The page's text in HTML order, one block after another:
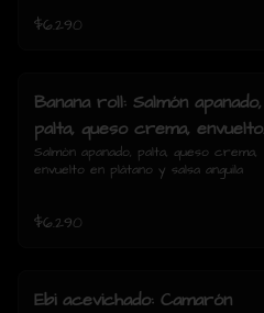
$6.290
Banana roll: Salmón apanado,
palta, queso crema, envuelto
en plátano y salsa anguila(10
rolls)
Salmón apanado, palta, queso crema,
envuelto en plátano y salsa anguila
$6.290
Ebi acevichado: Camarón